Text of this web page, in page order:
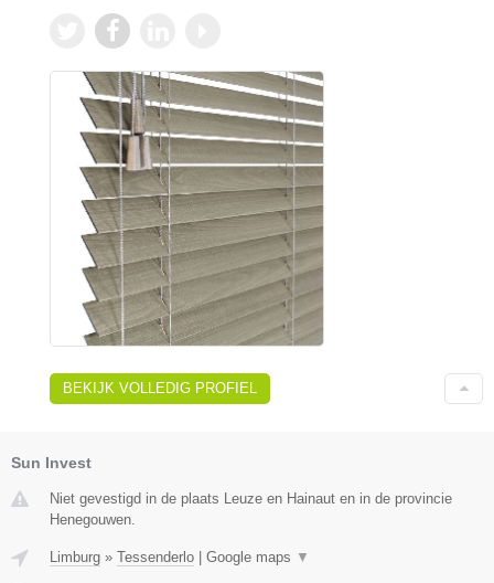
BEKIJK VOLLEDIG PROFIEL
Sun Invest
Niet gevestigd in de plaats Leuze en Hainaut en in de provincie
Henegouwen.
Limburg » Tessenderlo Google maps ▼